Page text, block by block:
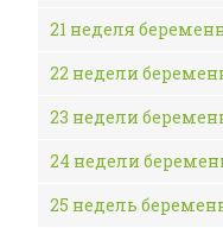
21 неделя
22 недели
23 недели
24 недели
25 недель